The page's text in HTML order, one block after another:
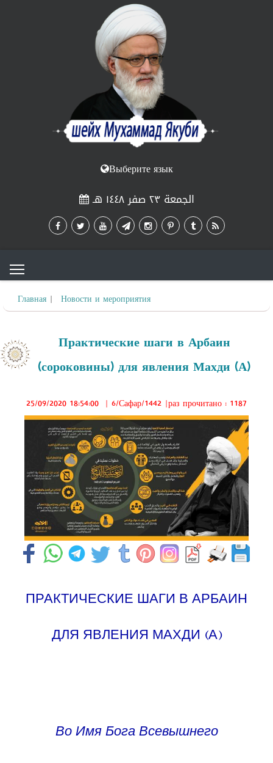
Выберите язык
الجمعة ٢٣ صفر ١٤٤٨ هـ
Главная | Новости и мероприятия
Практические шаги в Арбаин
(сороковины) для явления Махди (А)
25/09/2020 18:54:00 | 6/Сафар/1442 |раз прочитано : 1187
ПРАКТИЧЕСКИЕ ШАГИ В АРБАИН
ДЛЯ ЯВЛЕНИЯ МАХДИ (А)
Во Имя Бога Всевышнего